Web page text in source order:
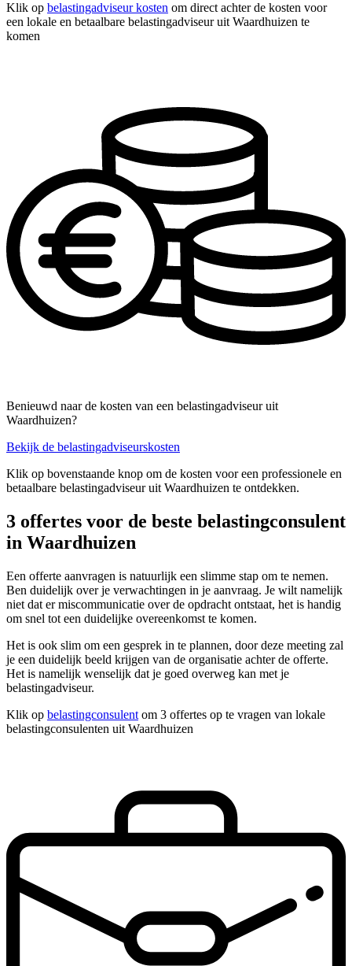
Klik op belastingadviseur kosten om direct achter de kosten voor
een lokale en betaalbare belastingadviseur uit Waardhuizen te
komen
Benieuwd naar de kosten van een belastingadviseur uit
Waardhuizen?
Bekijk de belastingadviseurskosten
Klik op bovenstaande knop om de kosten voor een professionele en
betaalbare belastingadviseur uit Waardhuizen te ontdekken.
3 offertes voor de beste belastingconsulent
in Waardhuizen
Een offerte aanvragen is natuurlijk een slimme stap om te nemen.
Ben duidelijk over je verwachtingen in je aanvraag. Je wilt namelijk
niet dat er miscommunicatie over de opdracht ontstaat, het is handig
om snel tot een duidelijke overeenkomst te komen.
Het is ook slim om een gesprek in te plannen, door deze meeting zal
je een duidelijk beeld krijgen van de organisatie achter de offerte.
Het is namelijk wenselijk dat je goed overweg kan met je
belastingadviseur.
Klik op belastingconsulent om 3 offertes op te vragen van lokale
belastingconsulenten uit Waardhuizen